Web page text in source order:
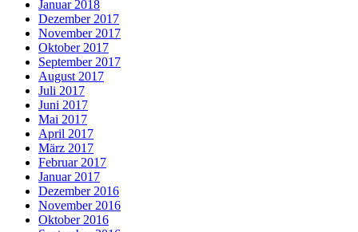
Januar 2018
Dezember 2017
November 2017
Oktober 2017
September 2017
August 2017
Juli 2017
Juni 2017
Mai 2017
April 2017
März 2017
Februar 2017
Januar 2017
Dezember 2016
November 2016
Oktober 2016